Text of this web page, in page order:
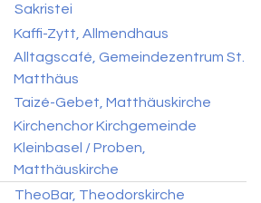
Sakristei
Kaffi-Zytt, Allmendhaus
Alltagscafé, Gemeindezentrum St.
Matthäus
Taizé-Gebet, Matthäuskirche
Kirchenchor Kirchgemeinde
Kleinbasel / Proben,
Matthäuskirche
TheoBar, Theodorskirche